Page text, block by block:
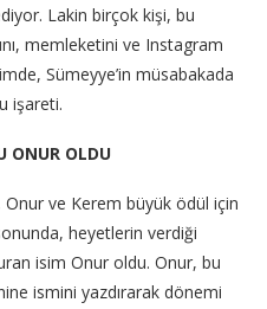
Lakin birçok kişi, bu
memleketini ve Instagram
Sümeyye’in müsabakada
işareti.
ONUR OLDU
ve Kerem büyük ödül için
heyetlerin verdiği
isim Onur oldu. Onur, bu
ismini yazdırarak dönemi